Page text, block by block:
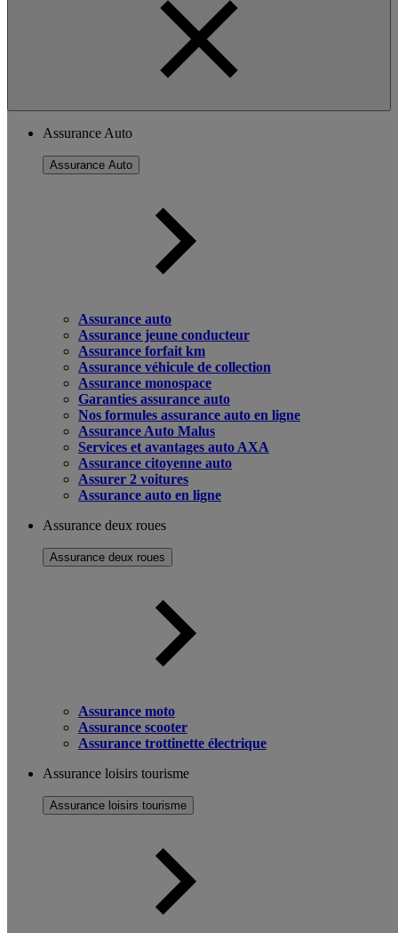
Assurance Auto
Assurance Auto
Assurance auto
Assurance jeune conducteur
Assurance forfait km
Assurance véhicule de collection
Assurance monospace
Garanties assurance auto
Nos formules assurance auto en ligne
Assurance Auto Malus
Services et avantages auto AXA
Assurance citoyenne auto
Assurer 2 voitures
Assurance auto en ligne
Assurance deux roues
Assurance deux roues
Assurance moto
Assurance scooter
Assurance trottinette électrique
Assurance loisirs tourisme
Assurance loisirs tourisme